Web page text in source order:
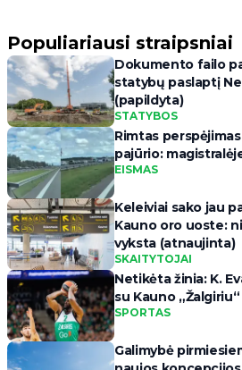
Populiariausi straipsniai
Dokumento failo
statybų paslaptį
(papildyta)
STATYBOS
Rimtas
pajūrio:
EISMAS
Keleiviai sako jau
Kauno oro uoste:
vyksta (atnaujinta)
SKAITYTOJAI
Netikėta žinia: K.
su Kauno „Žalgiriu“
SPORTAS
Galimybė